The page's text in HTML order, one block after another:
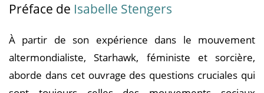
Préface de Isabelle Stengers
À partir de son expérience dans le mouvement
altermondialiste, Starhawk, féministe et sorcière,
aborde dans cet ouvrage des questions cruciales qui